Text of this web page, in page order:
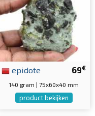
69€
epidote
140 gram | 75x60x40 mm
product bekijken